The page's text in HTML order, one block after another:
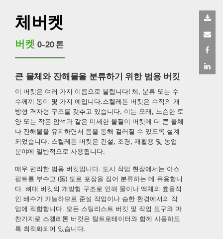
체버켓
버켓0-20 톤
큰 물체와 잔해물을 분류하기 위한 범용 버킷
이 버킷은 여러 가지 이름으로 불립니다! 체, 분류 또는 수
수께끼 통이 몇 가지 예입니다.스켈레톤 버킷은 수직의 개
방형 격자형 구조를 갖추고 있습니다. 이는 모래, 느슨한 토
양 또는 작은 암석과 같은 미세한 물질이 버킷에 더 큰 물체
나 잔해물을 유지하면서 틈을 통해 걸러질 수 있도록 설계
되었습니다. 스켈레톤 버킷은 건설, 조경, 재활용 및 농업
분야에 일반적으로 사용됩니다.
매우 편리한 범용 버킷입니다. 도시 작업 현장에서는 아스
팔트를 부수고 (돌) 도로 포장을 집어 분류하는 데 유용합니
다. 뼈대 버킷의 개방형 구조로 인해 물이나 액체의 효율적
인 배수가 가능하므로 준설 작업이나 습한 환경에서의 작
업에 적합합니다. 모든 스틸리스트 버킷 및 작업 도구와 마
찬가지로 스켈레톤 버킷은 틸트로테이터와 함께 사용하도
록 최적화되어 있습니다.